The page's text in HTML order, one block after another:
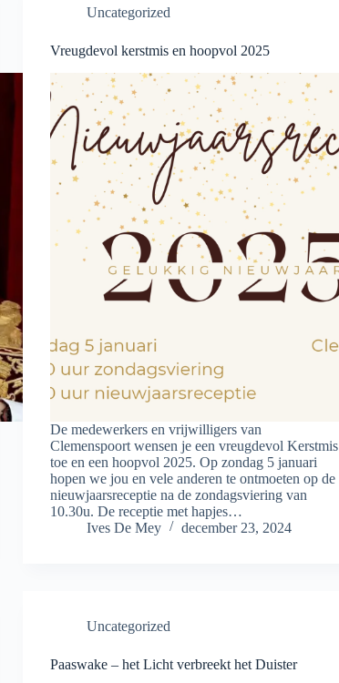
Uncategorized
Vreugdevol kerstmis en hoopvol 2025
De medewerkers en vrijwilligers van
Clemenspoort wensen je een vreugdevol Kerstmis
toe en een hoopvol 2025. Op zondag 5 januari
hopen we jou en vele anderen te ontmoeten op de
nieuwjaarsreceptie na de zondagsviering van
10.30u. De receptie met hapjes…
Ives De Mey
december 23, 2024
Uncategorized
Paaswake – het Licht verbreekt het Duister